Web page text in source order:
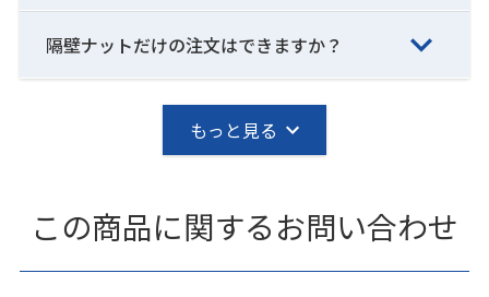
隔壁ナットだけの注文はできますか？
もっと見る
この商品に関するお問い合わせ